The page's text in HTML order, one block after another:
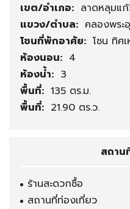
เขต/อำเภอ: ลาดหลุมแ
แขวง/ตำบล: คลองพระ
โซนที่พักอาศัย: โซน ทิศ
ห้องนอน: 4
ห้องน้ำ: 3
พื้นที่: 135 ตร.ม.
พื้นที่: 21.90 ตร.ว.
สถาน
ร้านสะดวกซื้อ
สถานที่ท่องเที่ยว